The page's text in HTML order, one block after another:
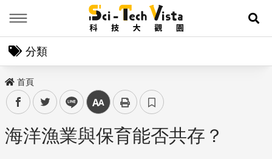
展
分類
首頁
facebooktwitter line 中
海洋漁業與保育能否共存？